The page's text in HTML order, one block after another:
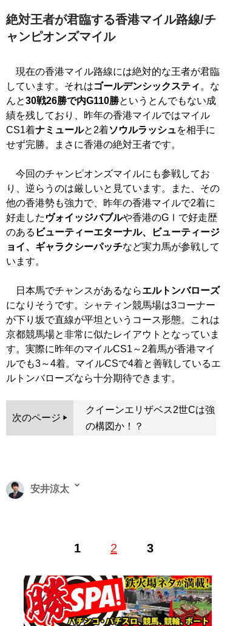
絶対王者が君臨する香港マイル路線/チ
ャンピオンズマイル
現在の香港マイル路線には絶対的な王者が君臨
しています。それはゴールデンシックスティ 。な
んと30戦26勝で内G110勝というとんでもない成
績を残しており、昨年の香港マイルではマイル
CS1着ナミュールと2着ソウルラッシュを相手に
せず完勝。まさに香港の絶対王者です。
今回のチャンピオンズマイルにも参戦してお
り、逆らうのは厳しいと見ています。また、その
他の香港勢も強力で、昨年の香港マイルで2着に
好走した ヴォイッジバブルや香港のGⅠで好走歴
のある ビューティーエターナル、ビューティージ
ョイ、ギャラクシーパッチなど実力馬が参戦して
います。
日本馬でチャンスがあるならエルトンバローズ
になりそうです。シャティン競馬場は3コーナー
が下り坂で直線が平坦というコース形態。これは
京都競馬場と非常に似たレイアウトとなっていま
す。実際に昨年のマイルCS1～2着馬が香港マイ
ルでも3～4着。マイルCSで4着と善戦しているエ
ルトンバローズなら十分期待できます。
次のページ
クイーンエリザベス2世Cは強
の構図か！？
1 2 3
安井涼太
（秀和システム）』が11月15日に発売
質ギアファイブ(ガイドワークス)』『超穴馬の激走を見
抜く！ 追走力必勝法（秀和システム）』、『安井式ラッ
プキャラ （ベストセラーズ）』など多数の書籍を執筆。
Twitter：@RyotaYasui